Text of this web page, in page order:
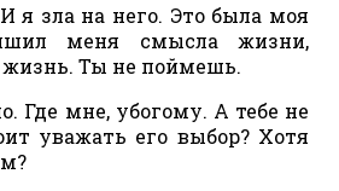
я зла на него. Это была моя
меня смысла жизни,
жизнь. Ты не поймешь.
Где мне, убогому. А тебе не
уважать его выбор? Хотя